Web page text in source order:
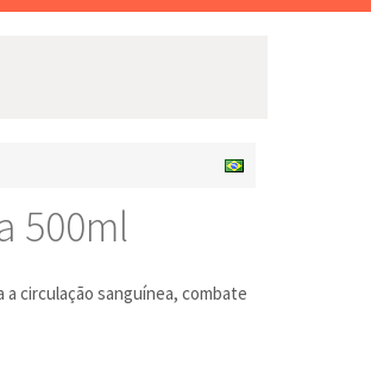
500ml
circulação sanguínea, combate